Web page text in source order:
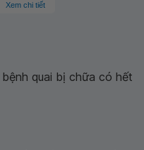
Xem chi tiết
quai bị chữa có hết